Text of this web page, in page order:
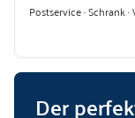
Postservice · Schrank
Der